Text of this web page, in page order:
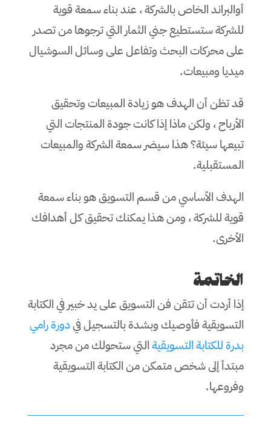
أوالبراند الخاص بالشركة ، عند بناء سمعة قوية
للشركة ستستطيع جني الثمار التي ترجوها من تصدر
على محركات البحث وتفاعل على وسائل السوشيال
ميديا ومبيعات.
قد تظن أن الهدف هو زيادة المبيعات وتحقيق
الأرباح ، ولكن ماذا إذا كانت جودة المنتجات التي
تبيعها سيئة؟ هذا سيضر سمعة الشركة والمبيعات
المستقبلية.
الهدف الأساسي من قسم التسويق هو بناء سمعة
قوية للشركة ، ومن هذا يمكنك تحقيق كل أهدافك
الأخرى.
الخاتمة
إذا أردت أن تتقن فن التسويق على يد خبير في الكتابة
التسويقية فأوصيك وبشدة بالتسجيل فيدورة رامي
بدرة للكتابة التسويقيةالتي ستحولك من مجرد
مبتدأ إلى شخص متمكن من الكتابة التسويقية
وفروعها.